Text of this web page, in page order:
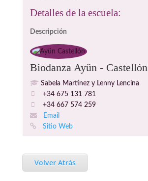
Detalles de la escuela:
Descripción
Biodanza Ayün - Castellón
Sabela Martínez y Lenny Lencina
+34 675 131 781
+34 667 574 259
Email
Sitio Web
Volver Atrás